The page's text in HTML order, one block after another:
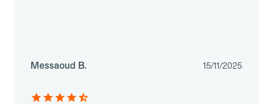
Messaoud B. 15/11/2025